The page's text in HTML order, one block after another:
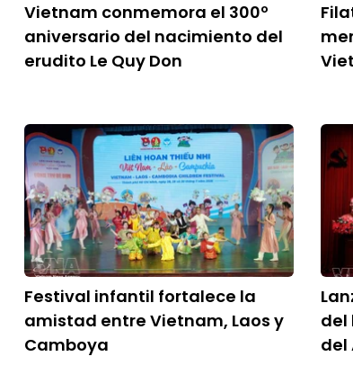
Vietnam conmemora el 300º
aniversario del nacimiento del
erudito Le Quy Don
Festival infantil fortalece la
amistad entre Vietnam, Laos y
Camboya
del
del